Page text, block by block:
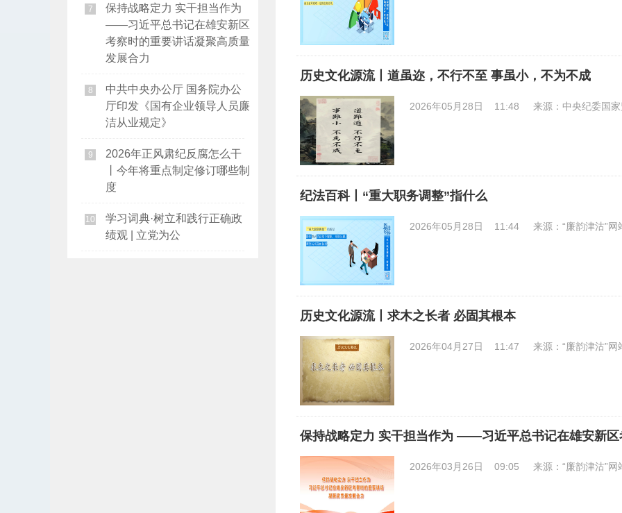
7
保持战略定力 实干担当作为
——习近平总书记在雄安新区
考察时的重要讲话凝聚高质量
发展合力
8
中共中央办公厅 国务院办公
厅印发《国有企业领导人员廉
洁从业规定》
9
2026年正风肃纪反腐怎么干
丨今年将重点制定修订哪些制
度
10
学习词典·树立和践行正确政
绩观 | 立党为公
历史文化源流丨道虽迩，不行不至 事虽小，不为不成
2026年05月28日 11:48 来源：中央纪委国
纪法百科丨“重大职务调整”指什么
2026年05月28日 11:44 来源：“廉韵津沽”网
历史文化源流丨求木之长者 必固其根本
2026年04月27日 11:47 来源：“廉韵津沽”网
保持战略定力 实干担当作为 ——习近平总书记在雄安新区
2026年03月26日 09:05 来源：“廉韵津沽”网